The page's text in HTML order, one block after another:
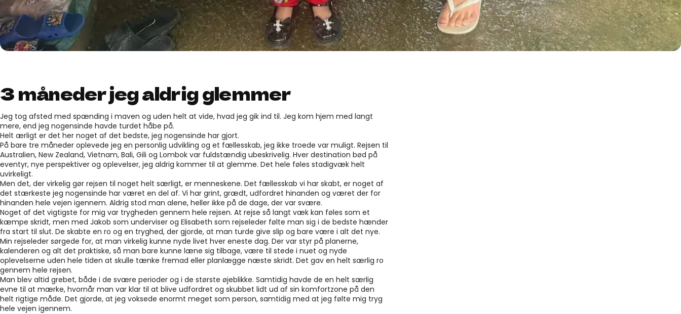
3 måneder jeg aldrig glemmer
Jeg tog afsted med spænding i maven og uden helt at vide, hvad jeg gik ind til. Jeg kom hjem med langt
mere, end jeg nogensinde havde turdet håbe på.
Helt ærligt er det her noget af det bedste, jeg nogensinde har gjort.
På bare tre måneder oplevede jeg en personlig udvikling og et fællesskab, jeg ikke troede var muligt. Rejsen til
Australien, New Zealand, Vietnam, Bali, Gili og Lombok var fuldstændig ubeskrivelig. Hver destination bød på
eventyr, nye perspektiver og oplevelser, jeg aldrig kommer til at glemme. Det hele føles stadigvæk helt
uvirkeligt.
Men det, der virkelig gør rejsen til noget helt særligt, er menneskene. Det fællesskab vi har skabt, er noget af
det stærkeste jeg nogensinde har været en del af. Vi har grint, grædt, udfordret hinanden og været der for
hinanden hele vejen igennem. Aldrig stod man alene, heller ikke på de dage, der var svære.
Noget af det vigtigste for mig var trygheden gennem hele rejsen. At rejse så langt væk kan føles som et
kæmpe skridt, men med Jakob som underviser og Elisabeth som rejseleder følte man sig i de bedste hænder
fra start til slut. De skabte en ro og en tryghed, der gjorde, at man turde give slip og bare være i alt det nye.
Min rejseleder sørgede for, at man virkelig kunne nyde livet hver eneste dag. Der var styr på planerne,
kalenderen og alt det praktiske, så man bare kunne læne sig tilbage, være til stede i nuet og nyde
oplevelserne uden hele tiden at skulle tænke fremad eller planlægge næste skridt. Det gav en helt særlig ro
gennem hele rejsen.
Man blev altid grebet, både i de svære perioder og i de største øjeblikke. Samtidig havde de en helt særlig
evne til at mærke, hvornår man var klar til at blive udfordret og skubbet lidt ud af sin komfortzone på den
helt rigtige måde. Det gjorde, at jeg voksede enormt meget som person, samtidig med at jeg følte mig tryg
hele vejen igennem.